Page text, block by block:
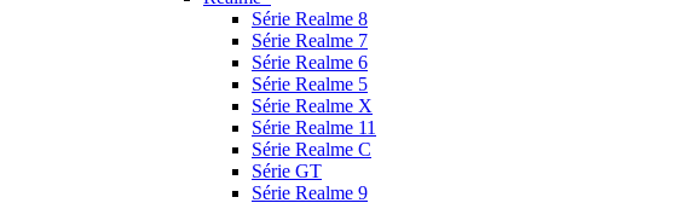
Série Realme 8
Série Realme 7
Série Realme 6
Série Realme 5
Série Realme X
Série Realme 11
Série Realme C
Série GT
Série Realme 9